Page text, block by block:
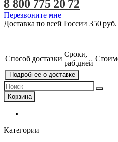
8 800 775 20 72
Перезвоните мне
Доставка по всей России 350 руб.
Способ доставки
Сроки,
раб.дней
Подробнее о доставке
Корзина
Категории